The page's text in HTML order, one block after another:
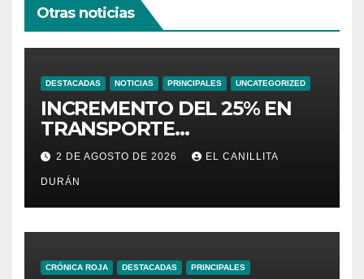
Otras noticias
DESTACADAS NOTICIAS PRINCIPALES UNCATEGORIZED
INCREMENTO DEL 25% EN
TRANSPORTE
INTERPROVINCIAL NO
INCLUYE A TRANPORTISTAS
URBANOS
INTERCANTONALES.
2 DE AGOSTO DE 2026 EL CANILLITA
DURÁN
CRÓNICA ROJA DESTACADAS PRINCIPALES